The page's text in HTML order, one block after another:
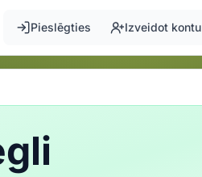
Pieslēgties Izveidot kontu